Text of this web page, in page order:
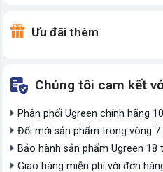
Ưu đãi thêm
Chúng tôi cam kết
Phân phối Ugreen chính hãng
Đổi mới sản phẩm trong vòng 7
Bảo hành sản phẩm Ugreen 18
Giao hàng miễn phí với đơn